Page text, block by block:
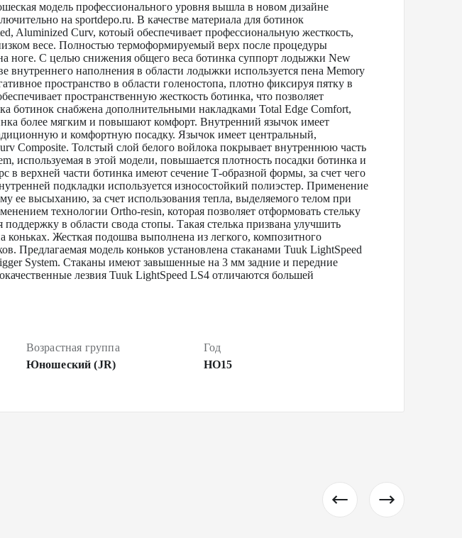
модель профессионального уровня вышла в новом дизайне
на sportdepo.ru. В качестве материала для ботинок
Aluminized Curv, котоый обеспечивает профессиональную жесткость,
весе. Полностью термоформируемый верх после процедуры
ноге. С целью снижения общего веса ботинка суппорт лодыжки New
внутреннего наполнения в области лодыжки используется пена Memory
пространство в области голеностопа, плотно фиксируя пятку в
пространственную жесткость ботинка, что позволяет
ботинок снабжена дополнительными накладками Total Edge Comfort,
более мягким и повышают комфорт. Внутренний язычок имеет
и комфортную посадку. Язычок имеет центральный,
Composite. Толстый слой белого войлока покрывает внутреннюю часть
используемая в этой модели, повышается плотность посадки ботинка и
верхней части ботинка имеют сечение Т-образной формы, за счет чего
подкладки используется износостойкий полиэстер. Применение
ее высыханию, за счет использования тепла, выделяемого телом при
технологии Ortho-resin, которая позволяет отформовать стельку
в области свода стопы. Такая стелька призвана улучшить
коньках. Жесткая подошва выполнена из легкого, композитного
Предлагаемая модель коньков установлена стаканами Tuuk LightSpeed
System. Стаканы имеют завышенные на 3 мм задние и передние
лезвия Tuuk LightSpeed LS4 отличаются большей
Возрастная группа
Юношеский (JR)
Год
HO15